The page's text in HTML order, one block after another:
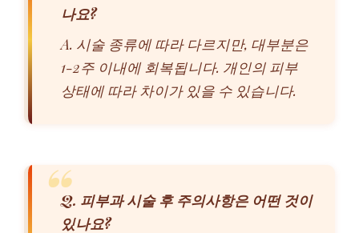
나요?
A. 시술 종류에 따라 다르지만, 대부분은
1-2주 이내에 회복됩니다. 개인의 피부
상태에 따라 차이가 있을 수 있습니다.
Q. 피부과 시술 후 주의사항은 어떤 것이
있나요?